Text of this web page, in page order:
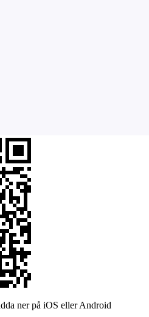
ner på iOS eller Android